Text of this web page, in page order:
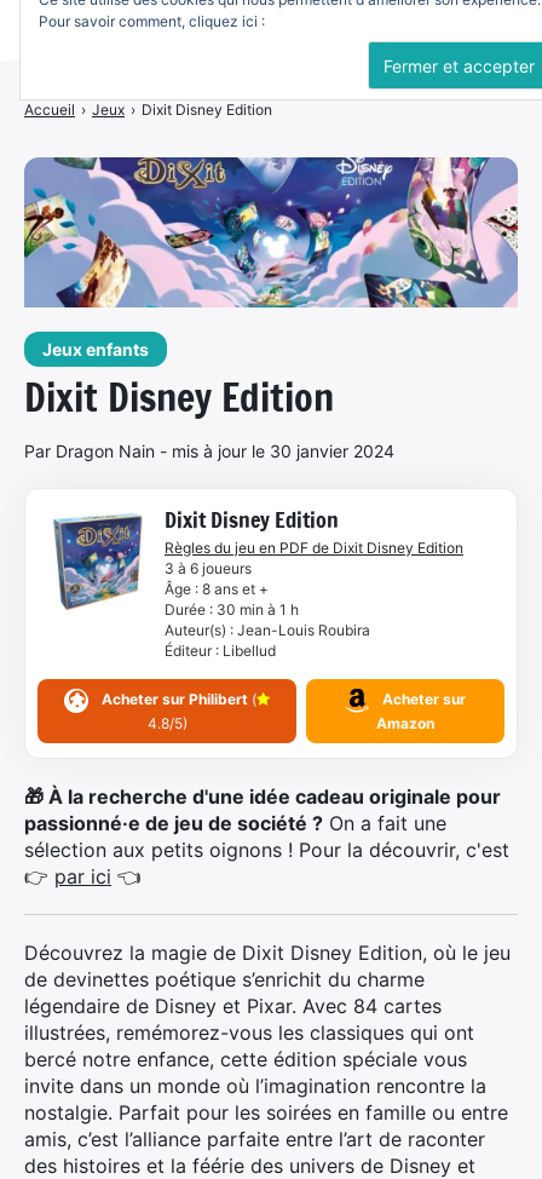
Accueil › Jeux › Dixit Disney Edition
Jeux enfants
Dixit Disney Edition
Par Dragon Nain - mis à jour le 30 janvier 2024
Découvrez la magie de Dixit Disney Edition, où le jeu
de devinettes poétique s’enrichit du charme
légendaire de Disney et Pixar. Avec 84 cartes
illustrées, remémorez-vous les classiques qui ont
bercé notre enfance, cette édition spéciale vous
invite dans un monde où l’imagination rencontre la
nostalgie. Parfait pour les soirées en famille ou entre
amis, c’est l’alliance parfaite entre l’art de raconter
des histoires et la féérie des univers de Disney et
Dixit Disney Edition
Règles du jeu en PDF de Dixit Disney Edition
3 à 6 joueurs
Âge : 8 ans et +
Durée : 30 min à 1 h
Auteur(s) : Jean-Louis Roubira
Éditeur : Libellud
Acheter sur Philibert (
4.8/5)
Acheter sur
Amazon
🎁 À la recherche d'une idée cadeau originale pour
passionné·e de jeu de société ? On a fait une
sélection aux petits oignons ! Pour la découvrir, c'est
👉 par ici 👈
Tous les jeux
Jeux à 2
Jeux d’ambiance
Jeux escape
En famille
Experts
Articles
Facebook
Pour savoir comment, cliquez ici :